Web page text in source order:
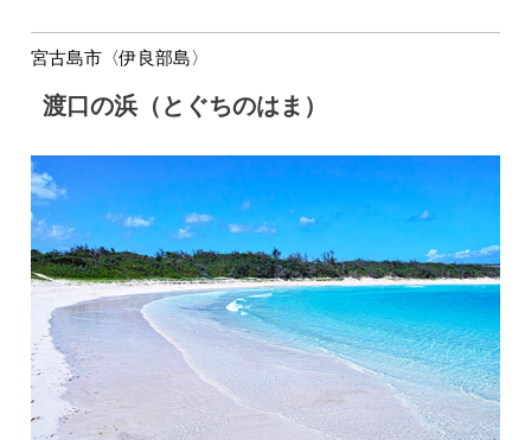
宮古島市〈伊良部島〉
渡口の浜（とぐちのはま）